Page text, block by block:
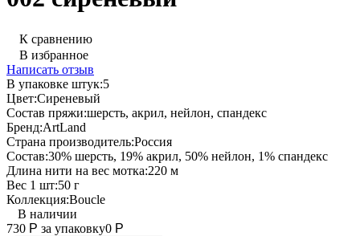
К сравнению
В избранное
Написать отзыв
В упаковке штук:5
Цвет:Сиреневый
Состав пряжи:шерсть, акрил, нейлон, спандекс
Бренд:ArtLand
Страна производитель:Россия
Состав:30% шерсть, 19% акрил, 50% нейлон, 1% спандекс
Длина нити на вес мотка:220 м
Вес 1 шт:50 г
Коллекция:Boucle
В наличии
730 Р за упаковку0 Р